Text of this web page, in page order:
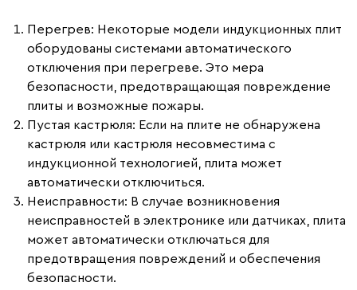
Перегрев: Некоторые модели индукционных плит
оборудованы системами автоматического
отключения при перегреве. Это мера
безопасности, предотвращающая повреждение
плиты и возможные пожары.
Пустая кастрюля: Если на плите не обнаружена
кастрюля или кастрюля несовместима с
индукционной технологией, плита может
автоматически отключиться.
Неисправности: В случае возникновения
неисправностей в электронике или датчиках, плита
может автоматически отключаться для
предотвращения повреждений и обеспечения
безопасности.